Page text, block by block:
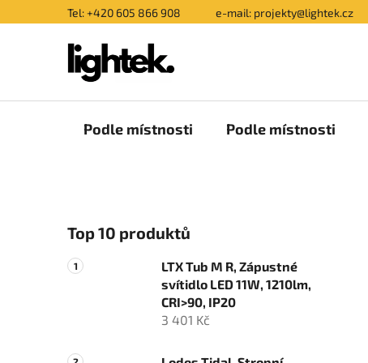
na
Tel: +420 605 866 908 e-mail: projekty@lightek.cz
Podle místnosti Podle místnosti
o
s
t
Top 10 produktů
LTX Tub M R, Zápustné
svítidlo LED 11W, 1210lm,
CRI>90, IP20
3 401 Kč